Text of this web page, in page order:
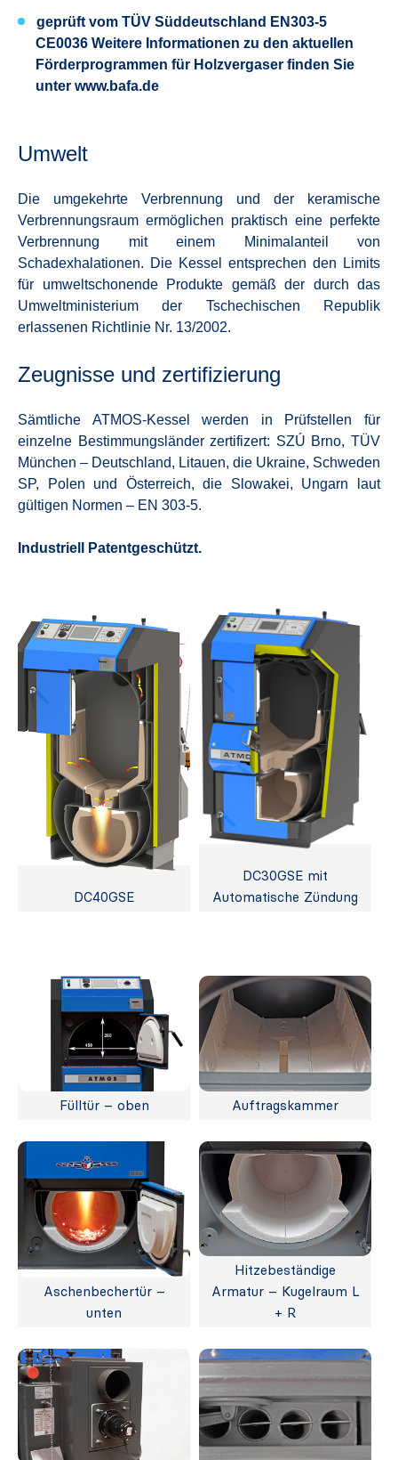
geprüft vom TÜV Süddeutschland EN303-5
CE0036 Weitere Informationen zu den aktuellen
Förderprogrammen für Holzvergaser finden Sie
unter www.bafa.de
Umwelt
Die umgekehrte Verbrennung und der keramische
Verbrennungsraum ermöglichen praktisch eine perfekte
Verbrennung mit einem Minimalanteil von
Schadexhalationen. Die Kessel entsprechen den Limits
für umweltschonende Produkte gemäß der durch das
Umweltministerium der Tschechischen Republik
erlassenen Richtlinie Nr. 13/2002.
Zeugnisse und zertifizierung
Sämtliche ATMOS-Kessel werden in Prüfstellen für
einzelne Bestimmungsländer zertifizert: SZÚ Brno, TÜV
München – Deutschland, Litauen, die Ukraine, Schweden
SP, Polen und Österreich, die Slowakei, Ungarn laut
gültigen Normen – EN 303-5.
Industriell Patentgeschützt.
DC40GSE
DC30GSE mit
Automatische Zündung
Fülltür – oben Auftragskammer
Aschenbechertür –
unten
Hitzebeständige
Armatur – Kugelraum L
+ R